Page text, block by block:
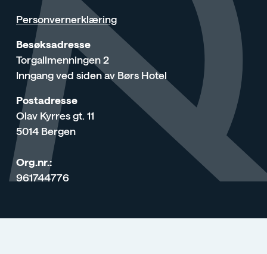
Personvernerklæring
Besøksadresse
Torgallmenningen 2
Inngang ved siden av Børs Hotel
Postadresse
Olav Kyrres gt. 11
5014 Bergen
Org.nr.:
961744776